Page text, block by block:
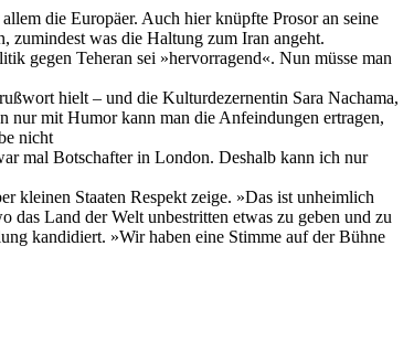
die Europäer. Auch hier knüpfte Prosor an seine
zumindest was die Haltung zum Iran angeht.
gegen Teheran sei »hervorragend«. Nun müsse man
hielt – und die Kulturdezernentin Sara Nachama,
nur mit Humor kann man die Anfeindungen ertragen,
nicht
mal Botschafter in London. Deshalb kann ich nur
kleinen Staaten Respekt zeige. »Das ist unheimlich
Land der Welt unbestritten etwas zu geben und zu
kandidiert. »Wir haben eine Stimme auf der Bühne